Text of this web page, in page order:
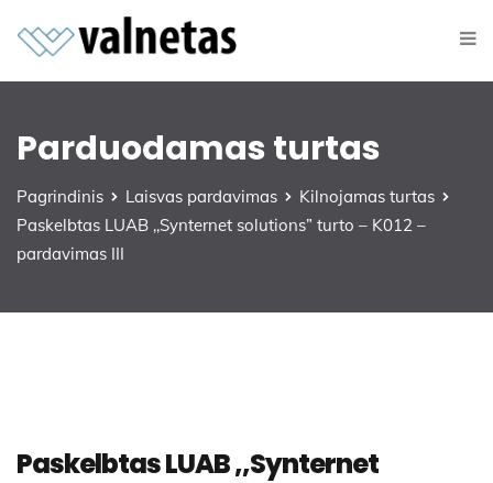
Parduodamas turtas
Pagrindinis Laisvas pardavimas
Kilnojamas turtas
Paskelbtas LUAB ,,Synternet solutions” turto – K012 –
pardavimas III
Paskelbtas LUAB ,,Synternet